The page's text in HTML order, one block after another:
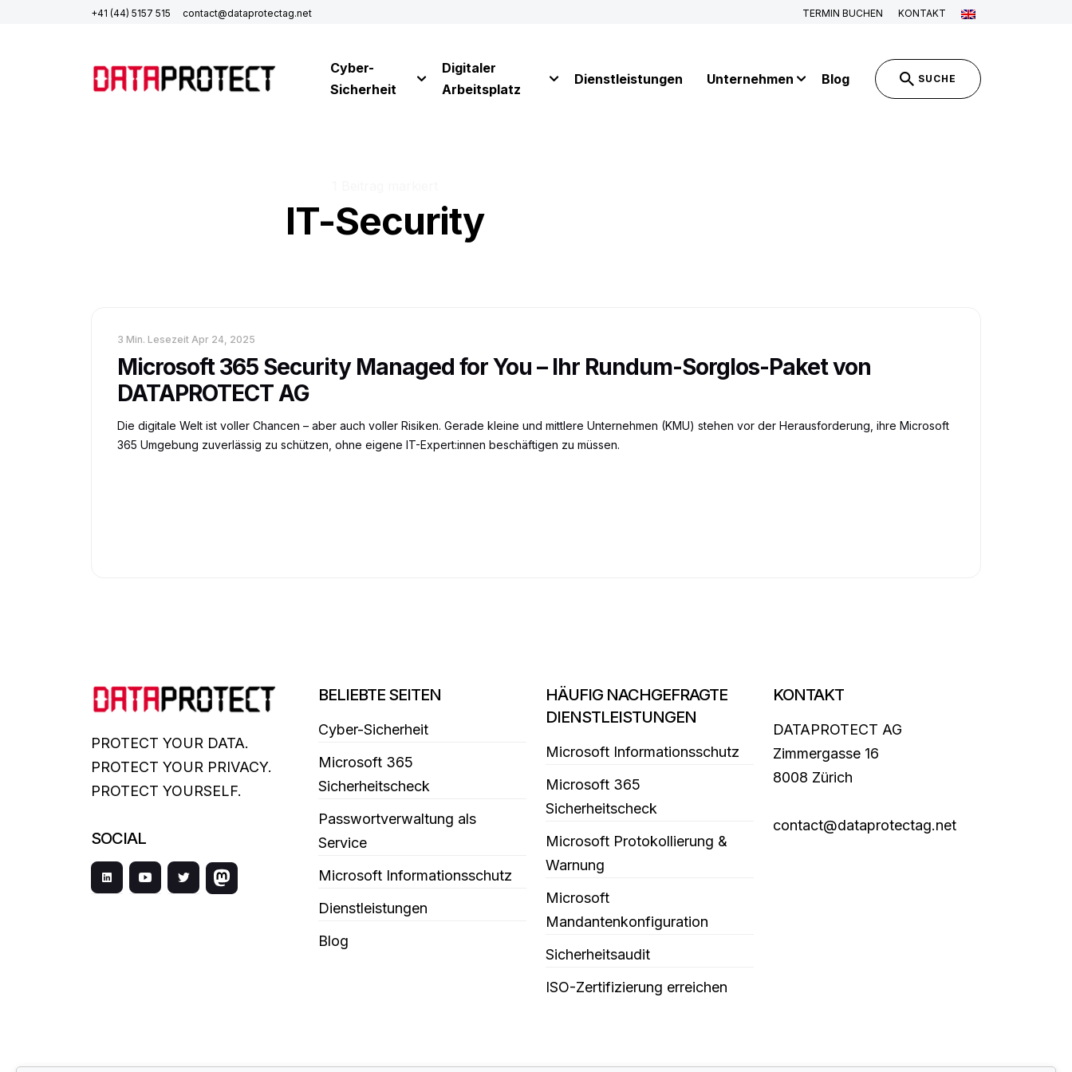
+41 (44) 5157 515 contact@dataprotectag.net TERMIN BUCHEN KONTAKT
Cyber-
Sicherheit
Digitaler
Arbeitsplatz
Dienstleistungen Unternehmen Blog SUCHE
IT-Security
3 Min. Lesezeit Apr 24, 2025
Microsoft 365 Security Managed for You – Ihr Rundum-Sorglos-Paket von
DATAPROTECT AG
Die digitale Welt ist voller Chancen – aber auch voller Risiken. Gerade kleine und mittlere Unternehmen (KMU) stehen vor der Herausforderung, ihre Microsoft
365 Umgebung zuverlässig zu schützen, ohne eigene IT-Expert:innen beschäftigen zu müssen.
PROTECT YOUR DATA.
PROTECT YOUR PRIVACY.
PROTECT YOURSELF.
SOCIAL
BELIEBTE SEITEN
Cyber-Sicherheit
Microsoft 365
Sicherheitscheck
Passwortverwaltung als
Service
Microsoft Informationsschutz
Dienstleistungen
Blog
HÄUFIG NACHGEFRAGTE
DIENSTLEISTUNGEN
Microsoft Informationsschutz
Microsoft 365
Sicherheitscheck
Microsoft Protokollierung &
Warnung
Microsoft
Mandantenkonfiguration
Sicherheitsaudit
ISO-Zertifizierung erreichen
KONTAKT
DATAPROTECT AG
Zimmergasse 16
8008 Zürich
contact@dataprotectag.net